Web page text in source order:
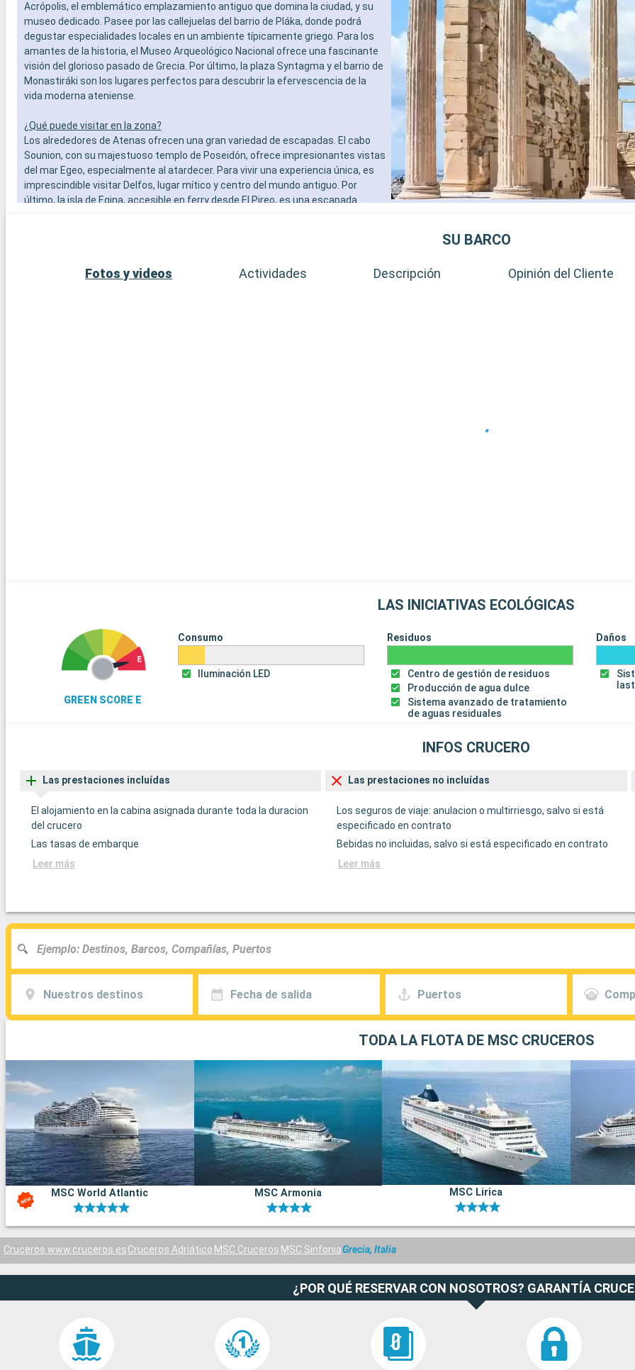
Acrópolis, el emblemático emplazamiento antiguo que domina la ciudad, y su
museo dedicado. Pasee por las callejuelas del barrio de Pláka, donde podrá
degustar especialidades locales en un ambiente típicamente griego. Para los
amantes de la historia, el Museo Arqueológico Nacional ofrece una fascinante
visión del glorioso pasado de Grecia. Por último, la plaza Syntagma y el barrio de
Monastiráki son los lugares perfectos para descubrir la efervescencia de la
vida moderna ateniense.
¿Qué puede visitar en la zona?
Los alrededores de Atenas ofrecen una gran variedad de escapadas. El cabo
Sounion, con su majestuoso templo de Poseidón, ofrece impresionantes vistas
del mar Egeo, especialmente al atardecer. Para vivir una experiencia única, es
imprescindible visitar Delfos, lugar mítico y centro del mundo antiguo. Por
último, la isla de Egina, accesible en ferry desde El Pireo, es una escapada
SU BARCO
Fotos y videos Actividades Descripción Opinión del Cliente
LAS INICIATIVAS ECOLÓGICAS
GREEN SCORE E
Consumo
Iluminación LED
Residuos
Centro de gestión de residuos
Producción de agua dulce
Sistema avanzado de tratamiento
de aguas residuales
Daños
INFOS CRUCERO
Las prestaciones incluídas
El alojamiento en la cabina asignada durante toda la duracion
del crucero
Las tasas de embarque
Leer más
Las prestaciones no incluídas
Los seguros de viaje: anulacion o multirriesgo, salvo si está
especificado en contrato
Bebidas no incluidas, salvo si está especificado en contrato
Leer más
Nuestros destinos Fecha de salida Puertos
TODA LA FLOTA DE MSC CRUCEROS
MSC World Atlantic MSC Armonia MSC Lirica
Cruceros www.cruceros.esCruceros Adriático MSC Cruceros MSC SinfoniaGrecia, Italia
¿POR QUÉ RESERVAR CON NOSOTROS? GARANTÍA